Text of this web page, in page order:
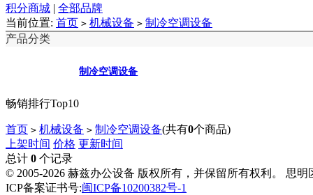
积分商城 | 全部品牌
当前位置: 首页 > 机械设备 > 制冷空调设备
产品分类
制冷空调设备
畅销排行Top10
首页 > 机械设备 > 制冷空调设备(共有0个商品)
上架时间 价格 更新时间
总计 0 个记录
© 2005-2026 赫兹办公设备 版权所有，并保留所有权利。 思
ICP备案证书号:闽ICP备10200382号-1